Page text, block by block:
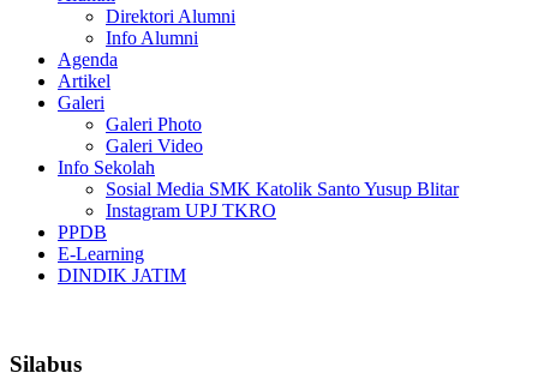
Direktori Alumni
Info Alumni
Agenda
Artikel
Galeri
Galeri Photo
Galeri Video
Info Sekolah
Sosial Media SMK Katolik Santo Yusup Blitar
Instagram UPJ TKRO
PPDB
E-Learning
DINDIK JATIM
Silabus